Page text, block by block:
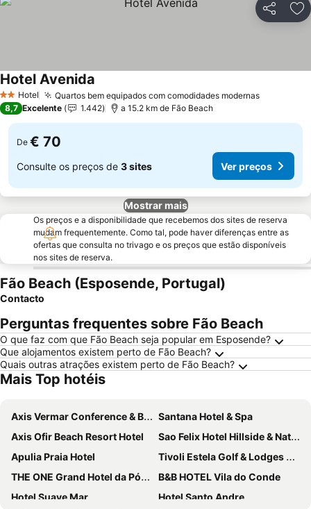
Partilhar
2 Estrelas
Hotel Quartos bem equipados com comodidades modernas
Hotel Avenida
8,7 Excelente 1.442 a 15.2 km de Fão Beach
De € 70
Consulte os preços de 3 sites Ver preços
Mostrar mais
Os preços e a disponibilidade que recebemos dos sites de reserva
mudam frequentemente. Como tal, pode haver diferenças entre as
ofertas que consulta no trivago e os preços que estão disponíveis
nos sites de reserva.
Fão Beach (Esposende, Portugal)
Contacto
Perguntas frequentes sobre Fão Beach
O que faz com que Fão Beach seja popular em Esposende?
Que alojamentos existem perto de Fão Beach?
Quais outras atrações existem perto de Fão Beach?
Mais Top hotéis
Axis Vermar Conference & Beach Hotel
Santana Hotel & Spa
Axis Ofir Beach Resort Hotel
Sao Felix Hotel Hillside & Nature
Apulia Praia Hotel
Tivoli Estela Golf & Lodges Porto
THE ONE Grand Hotel da Póvoa - by MHMB Hospitality
B&B HOTEL Vila do Conde
Hotel Suave Mar
Hotel Santo Andre